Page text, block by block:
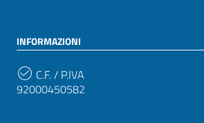
INFORMAZIONI
C.F. / P.IVA
92000450582